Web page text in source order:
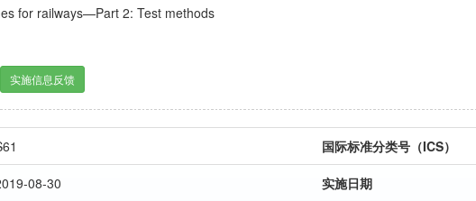
for railways—Part 2: Test methods
实施信息反馈
国际标准分类号（ICS）
08-30 实施日期